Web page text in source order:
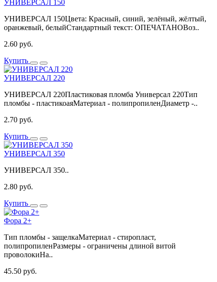
УНИВЕРСАЛ 150
УНИВЕРСАЛ 150Цвета: Красный, синий, зелёный, жёлтый,
оранжевый, белыйСтандартный текст: ОПЕЧАТАНОВоз..
2.60 руб.
Купить
УНИВЕРСАЛ 220
УНИВЕРСАЛ 220Пластиковая пломба Универсал 220Тип
пломбы - пластикоаяМатериал - полипропиленДиаметр -..
2.70 руб.
Купить
УНИВЕРСАЛ 350
УНИВЕРСАЛ 350..
2.80 руб.
Купить
Фора 2+
Тип пломбы - защелкаМатериал - стиропласт,
полипропиленРазмеры - ограничены длиной витой
проволокиНа..
45.50 руб.